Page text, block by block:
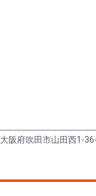
大阪府吹田市山田西1-